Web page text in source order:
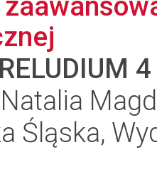
4
Śląska,